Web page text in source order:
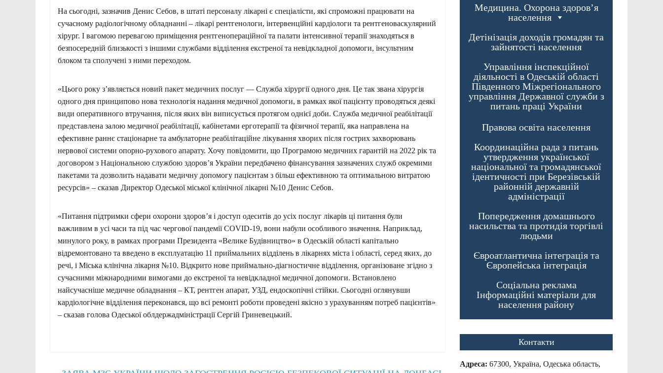
На сьогодні, зазначив Денис Себов, в штаті персоналу лікарні є спеціалісти, які спроможні працювати на
сучасному радіологічному обладнанні – лікарі рентгенологи, інтервенційні кардіологи та рентгеноваскулярний
хірург. І вагомою перевагою приміщення рентгенопераційної та палати інтенсивної терапії знаходяться в
безпосередній близькості з іншими службами відділення екстреної та невідкладної допомоги, інсультним
блоком та сполучені з ними переходом.
«Цього року з’являється новий пакет медичних послуг — Служба хірургії одного дня. Це так звана хірургія
одного дня принципово нова технологія надання медичної допомоги, в рамках якої пацієнту проводяться деякі
види оперативного втручання, після яких він виписується протягом однієї доби. Служба медичної реабілітації
представлена залою медичної реабілітації, кабінетами ерготерапії та фізичної терапії, яка направлена на
ефективне раннє стаціонарне та амбулаторне реабілітаційне лікування хворих після гострих захворювань
нервової системи опорно-рухового апарату. Хочу повідомити, що Програмою медичних гарантій на 2022 рік та
договором з Національною службою здоров’я України передбачено фінансування зазначених служб окремими
пакетами та дозволить надавати медичну допомогу пацієнтам з більш ефективною та оптимальною витратою
ресурсів» – сказав Директор Одеської міської клінічної лікарні №10 Денис Себов.
«Питання підтримки сфери охорони здоров’я і доступ одеситів до усіх послуг лікарів ці питання були
важливим в усі часи та під час чергової пандемії COVID-19, вони набули особливого значення. Наприклад,
минулого року, в рамках програми Президента «Велике Будівництво» в Одеській області капітально
відремонтовано та введено в експлуатацію 11 приймальних відділень в лікарнях міста і області, серед яких, до
речі, і Міська клінічна лікарня №10. Відкрито нове приймально-діагностичне відділення, організоване згідно з
сучасними міжнародними вимогами до екстреної та невідкладної медичної допомоги. Встановлено
найсучасніше медичне обладнання – КТ, рентген апарат, УЗД, ендоскопічні стійки. Сьогодні оглянувши
кардіологічне відділення переконався, що всі ремонті роботи проведені якісно з урахуванням потреб пацієнтів»
– сказав голова Одеської облдержадміністрації Сергій Гриневецький.
Медицина. Охорона здоров’я
населення
Детінізація доходів громадян та
зайнятості населення
Управління інспекційної
діяльності в Одеській області
Південного Міжрегіонального
управління Державної служби з
питань праці України
Правова освіта населення
Координаційна рада з питань
утвердження української
національної та громадянської
ідентичності при Березівській
районній державній
адміністрації
Попередження домашнього
насильства та протидія торгівлі
людьми
Євроатлантична інтеграція та
Європейська інтеграція
Соціальна реклама
Інформаційні матеріали для
населення району
Контакти
Адреса: 67300, Україна, Одеська область,